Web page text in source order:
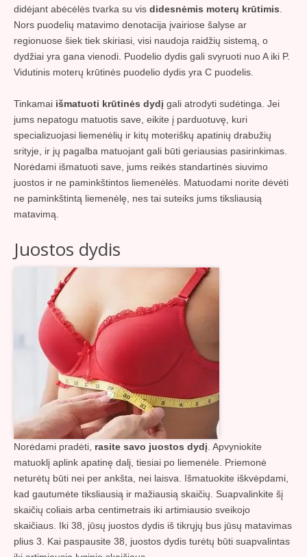
didėjant abėcėlės tvarka su vis didesnėmis moterų krūtimis
Nors puodelių matavimo denotacija įvairiose šalyse ar
regionuose šiek tiek skiriasi, visi naudoja raidžių sistemą, o
dydžiai yra gana vienodi. Puodelio dydis gali svyruoti nuo A iki P.
Vidutinis moterų krūtinės puodelio dydis yra C puodelis.
Tinkamai išmatuoti krūtinės dydį gali atrodyti sudėtinga. Jei
jums nepatogu matuotis save, eikite į parduotuvę, kuri
specializuojasi liemenėlių ir kitų moteriškų apatinių drabužių
srityje, ir jų pagalba matuojant gali būti geriausias pasirinkimas.
Norėdami išmatuoti save, jums reikės standartinės siuvimo
juostos ir ne paminkštintos liemenėlės. Matuodami norite dėvėti
ne paminkštintą liemenėlę, nes tai suteiks jums tiksliausią
matavimą.
Juostos dydis
Norėdami pradėti, rasite savo juostos dydį. Apvyniokite
matuoklį aplink apatinę dalį, tiesiai po liemenėle. Priemonė
neturėtų būti nei per ankšta, nei laisva. Išmatuokite iškvėpdami,
kad gautumėte tiksliausią ir mažiausią skaičių. Suapvalinkite šį
skaičių coliais arba centimetrais iki artimiausio sveikojo
skaičiaus. Iki 38, jūsų juostos dydis iš tikrųjų bus jūsų matavimas
plius 3. Kai paspausite 38, juostos dydis turėtų būti suapvalintas